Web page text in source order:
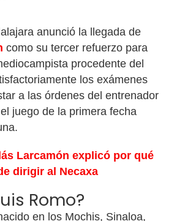
anunció la llegada de
como su tercer refuerzo para
procedente del
los exámenes
a las órdenes del entrenador
juego de la primera fecha
Larcamón explicó por qué
dirigir al Necaxa
Romo?
en los Mochis, Sinaloa,